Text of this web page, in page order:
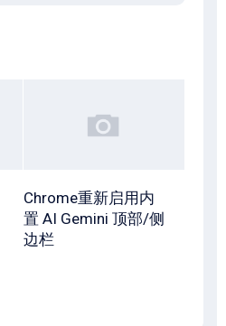
Chrome重新启用内
置 AI Gemini 顶部/侧
边栏